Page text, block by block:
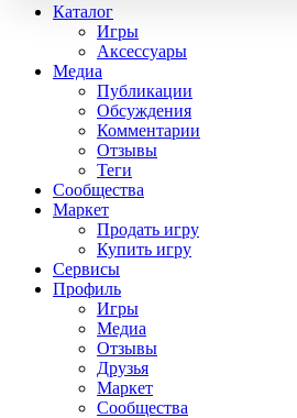
Каталог
Игры
Аксессуары
Медиа
Публикации
Обсуждения
Комментарии
Отзывы
Теги
Сообщества
Маркет
Продать игру
Купить игру
Сервисы
Профиль
Игры
Медиа
Отзывы
Друзья
Маркет
Сообщества